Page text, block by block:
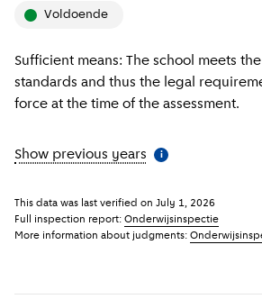
Voldoende
Sufficient means: The school meets
standards and thus the legal
force at the time of the assessment.
Show previous years More information
i
This data was last verified on July 1, 2026
Full inspection report: Onderwijsinspectie
More information about judgments: